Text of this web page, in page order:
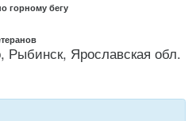
горному бегу
Ярославская обл.